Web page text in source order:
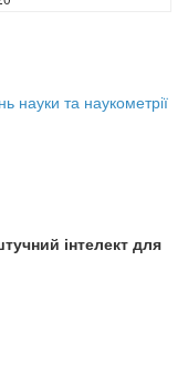
науки та наукометрії
інтелект для